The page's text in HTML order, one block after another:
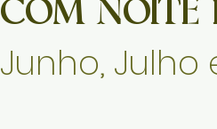
COM NOITE
Junho,